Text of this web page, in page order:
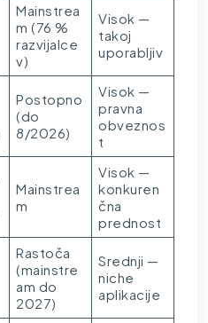
Mainstrea
m (76 %
razvijalce
v)
Visok —
takoj
uporabljiv
Postopno
(do
8/2026)
Visok —
pravna
obveznos
t
Mainstrea
m
Visok —
konkuren
čna
prednost
Rastoča
(mainstre
am do
2027)
Srednji —
niche
aplikacije